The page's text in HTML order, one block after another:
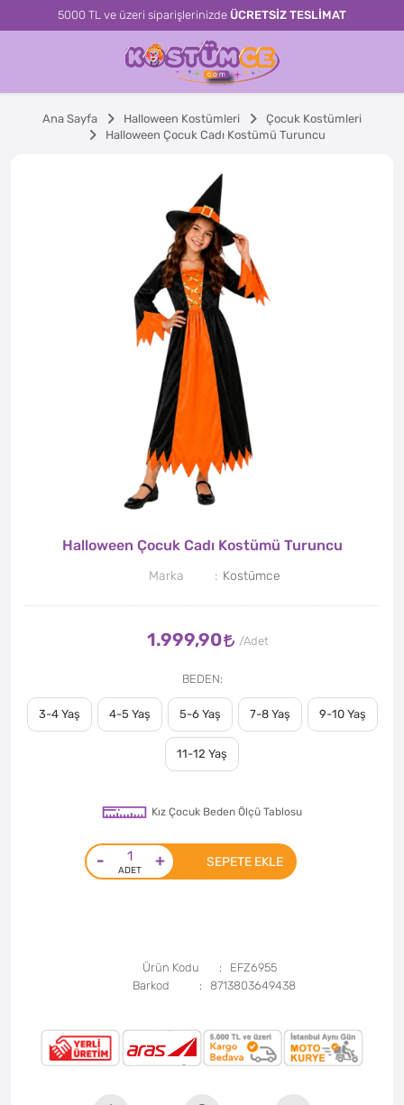
5000 TL ve üzeri siparişlerinizde ÜCRETSİZ TESLİMAT
Ana Sayfa Halloween Kostümleri
Çocuk Kostümleri
Halloween Çocuk Cadı Kostümü Turuncu
Halloween Çocuk Cadı Kostümü Turuncu
Marka Kostümce
1.999,90
BEDEN
3-4 Yaş 4-5 Yaş 5-6 Yaş 7-8 Yaş 9-10 Yaş
11-12 Yaş
Kız Çocuk Beden Ölçü Tablosu
- + SEPETE EKLE
Ürün Kodu
EFZ6955
Barkod
8713803649438